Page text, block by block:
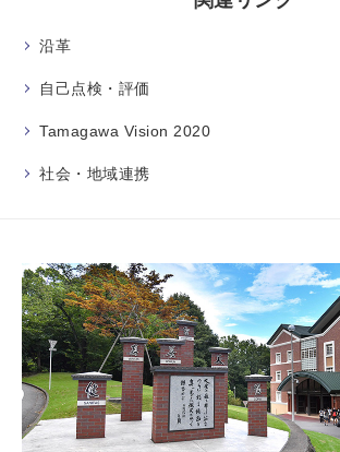
沿革
自己点検・評価
Tamagawa Vision 2020
社会・地域連携